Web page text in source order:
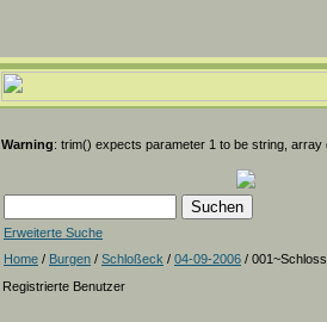
Warning: trim() expects parameter 1 to be string,
Erweiterte Suche
Home / Burgen / Schloßeck / 04-09-2006 /
Registrierte Benutzer